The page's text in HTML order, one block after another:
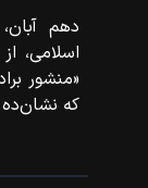
دهم
اسلامی،
«منشور
که